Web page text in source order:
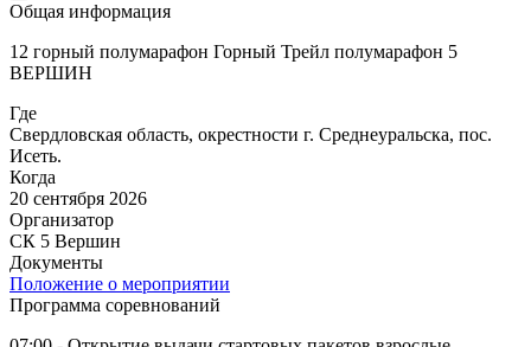
Общая информация
12 горный полумарафон Горный Трейл полумарафон 5
ВЕРШИН
Где
Свердловская область, окрестности г. Среднеуральска, пос.
Исеть.
Когда
20 сентября 2026
Организатор
СК 5 Вершин
Документы
Положение о мероприятии
Программа соревнований